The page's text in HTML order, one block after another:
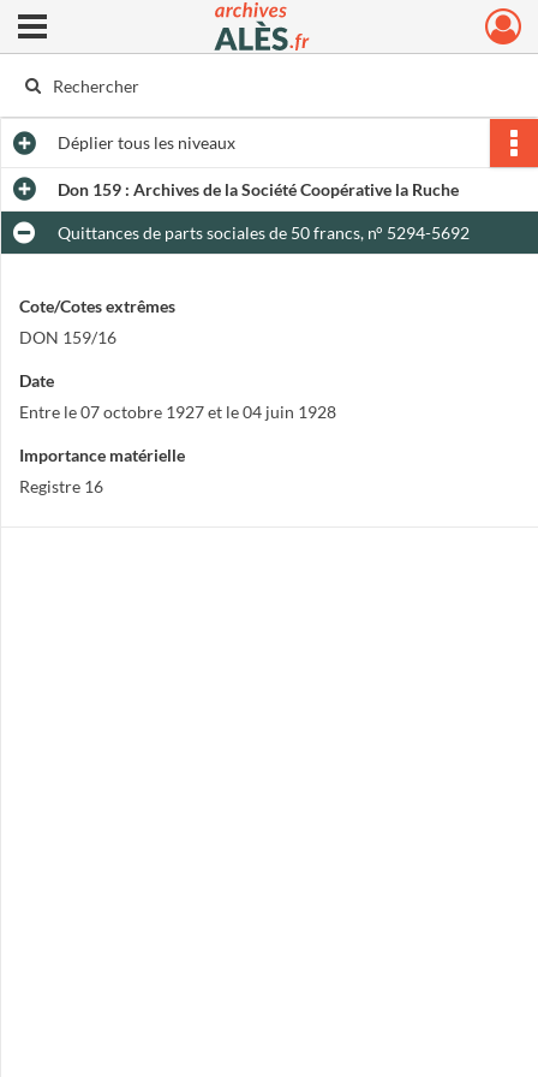
Archives municipales d'Alès
Ouvrir le menu déroulant
Dépliertous les niveaux
Don 159 : Archives de la Société Coopérative la Ruche
Quittances de parts sociales de 50 francs, n° 5294-5692
Cote/Cotes extrêmes
DON 159/16
Date
Entre le 07 octobre 1927 et le 04 juin 1928
Importance matérielle
Registre 16